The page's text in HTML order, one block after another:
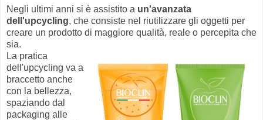
Negli ultimi anni si è assistito a un'avanzata
dell'upcycling, che consiste nel riutilizzare gli oggetti per
creare un prodotto di maggiore qualità, reale o percepita che
sia.
La pratica
dell'upcycling va a
braccetto anche
con la bellezza,
spaziando dal
packaging alle